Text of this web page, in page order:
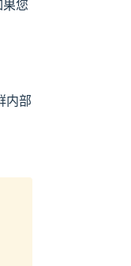
您
内部